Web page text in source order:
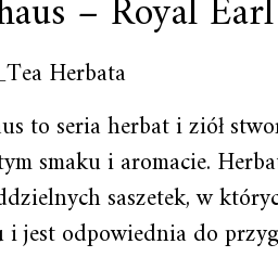
– Royal
Herbata
to seria herbat i ziół
smaku i aromacie.
saszetek, w
i jest odpowiednia do